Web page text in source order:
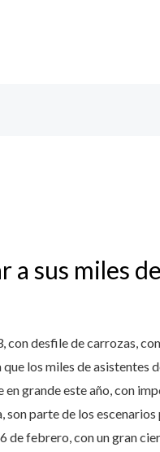
a sus miles
desfile de carrozas,
los miles de asistentes
grande este año, con
son parte de los
de febrero, con un gran